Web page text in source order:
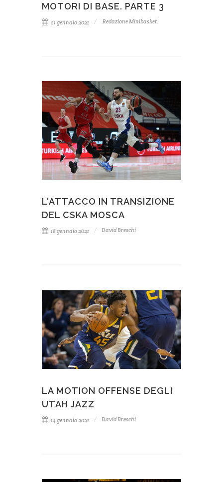
MOTORI DI BASE. PARTE 3
21 gennaio 2021 Redazione Minibasket
L'ATTACCO IN TRANSIZIONE
DEL CSKA MOSCA
18 gennaio 2021 David Breschi
LA MOTION OFFENSE DEGLI
UTAH JAZZ
14 gennaio 2021 David Breschi